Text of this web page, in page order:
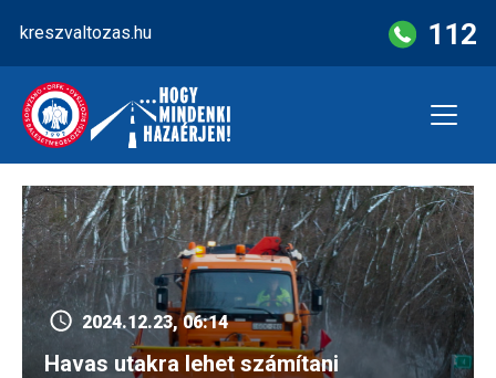
content
kreszvaltozas.hu 112
2024.12.23, 06:14
Havas utakra lehet számítani